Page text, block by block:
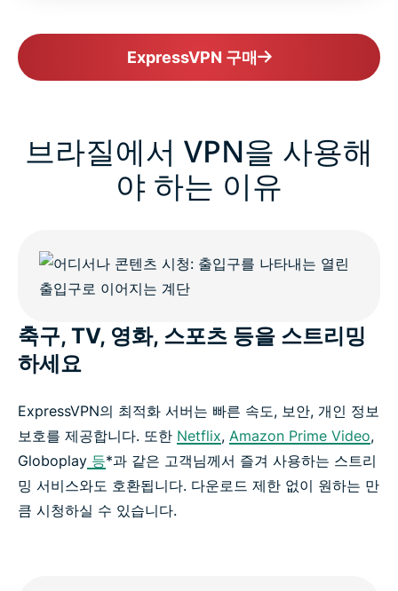
ExpressVPN 구매
브라질에서 VPN을 사용해
야 하는 이유
축구, TV, 영화, 스포츠 등을 스트리밍
하세요
ExpressVPN의 최적화 서버는 빠른 속도, 보안, 개인 정보
보호를 제공합니다. 또한 Netflix, Amazon Prime Video,
Globoplay 등*과 같은 고객님께서 즐겨 사용하는 스트리
밍 서비스와도 호환됩니다. 다운로드 제한 없이 원하는 만
큼 시청하실 수 있습니다.